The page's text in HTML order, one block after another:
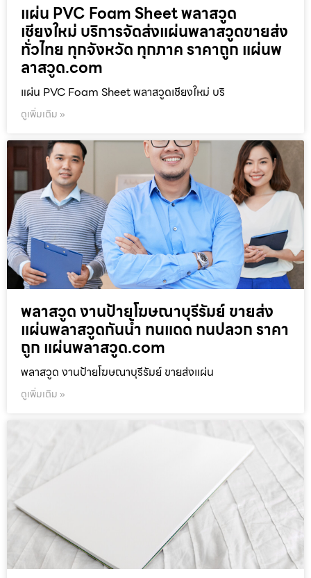
แผ่น PVC Foam Sheet พลาสวูด
เชียงใหม่ บริการจัดส่งแผ่นพลาสวูดขายส่ง
ทั่วไทย ทุกจังหวัด ทุกภาค ราคาถูก แผ่นพ
ลาสวูด.com
แผ่น PVC Foam Sheet พลาสวูดเชียงใหม่ บริ
ดูเพิ่มเติม »
พลาสวูด งานป้ายโฆษณาบุรีรัมย์ ขายส่ง
แผ่นพลาสวูดกันน้ำ ทนแดด ทนปลวก ราคา
ถูก แผ่นพลาสวูด.com
พลาสวูด งานป้ายโฆษณาบุรีรัมย์ ขายส่งแผ่น
ดูเพิ่มเติม »